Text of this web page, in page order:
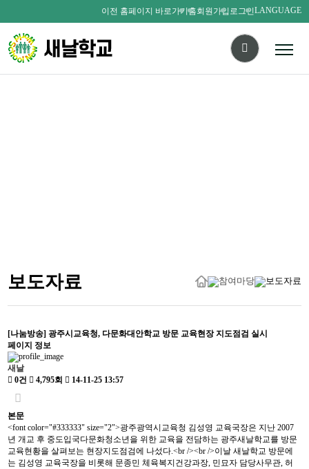
이전 홈페이지 바로가기홈회원가입 로그인LANGUAGE
보도자료 참여마당 보도자료
[나눔방송] 광주시교육청, 다문화대안학교 방문 교육현장 지도점검 실시
페이지 정보
새날
0건
4,795회 14-11-25 13:57
본문
<font color="#333333" size="2">광주광역시교육청 김성영 교육국장은 지난 2007
년 개교 후 중도입국다문화청소년을 위한 교육을 전담하는 광주새날학교를 방문
교육현황을 살펴보는 현장지도점검에 나섰다.<br /><br />이날 새날학교 방문에
는 김성영 교육국장을 비롯해 문종민 체육복지건강과장, 민묘자 담당사무관, 허